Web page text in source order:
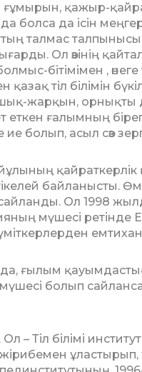
ғұ­мы­рын, қажыр-
да ісін
талмас
Ол өзінің
бітімімен ,
тіл білімін
жарқын, орнықты да
ғалымның
болып, асыл сөз
қайраткерлік
тікелей
Ол 1998
мүшесі ретінде
да, ғылым
болып
– Тіл білімі
ұластырып,